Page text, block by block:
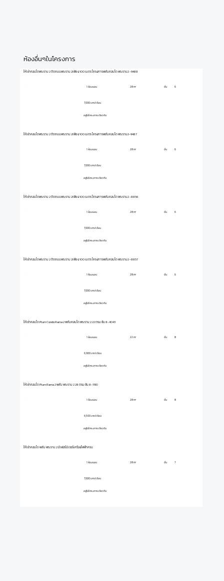
ห้องอื่นๆในโครงการ
ให้เช่าคอนโดพระราม 2 ติดถนนพระราม 2เพียง 100 เมตร โครงการพลัมคอนโด พระราม2 -9488
1 ห้องนอน
7,000 บาท/เดือน
ชั้น
28 m² 6
อยู่ในโครงการเดียวกัน
ให้เช่าคอนโดพระราม 2 ติดถนนพระราม 2เพียง 100 เมตร โครงการพลัมคอนโด พระราม2-9487
1 ห้องนอน
7,000 บาท/เดือน
ชั้น
28 m² 6
อยู่ในโครงการเดียวกัน
ให้เช่าคอนโดพระราม 2 ติดถนนพระราม 2เพียง 100 เมตร โครงการพลัมคอนโด พระราม2 -8856
1 ห้องนอน
7,000 บาท/เดือน
ชั้น
28 m² 6
อยู่ในโครงการเดียวกัน
ให้เช่าคอนโดพระราม 2 ติดถนนพระราม 2เพียง 100 เมตร โครงการพลัมคอนโด พระราม2 -8857
1 ห้องนอน
7,000 บาท/เดือน
ชั้น
28 m² 6
อยู่ในโครงการเดียวกัน
ให้เช่าคอนโด Plum Condo Rama 2 พลัมคอนโด พระราม 2 22 ตรม ชั้น 8-4043
1 ห้องนอน
6,900 บาท/เดือน
ชั้น
22 m² 8
อยู่ในโครงการเดียวกัน
ให้เช่าคอนโด Plum Rama 2 พลัม พระราม 2 28 ตรม ชั้น 8-1190
1 ห้องนอน
6,500 บาท/เดือน
ชั้น
28 m² 8
อยู่ในโครงการเดียวกัน
ให้เช่าคอนโด พลัม พระราม 2 มีเฟอร์นิเจอร์เครื่องไฟฟ้าครบ
1 ห้องนอน
7,000 บาท/เดือน
ชั้น
28 m² 7
อยู่ในโครงการเดียวกัน